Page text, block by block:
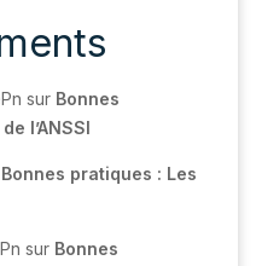
sur Bonnes
l’ANSSI
Bonnes pratiques : Les
sur Bonnes